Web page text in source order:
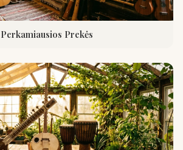
Perkamiausios Prekės